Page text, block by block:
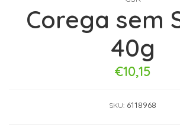
Corega sem
40g
€10,15
SKU: 6118968